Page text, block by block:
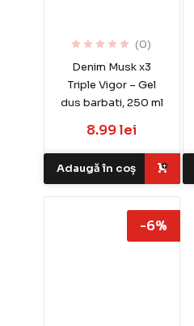
(0)
Denim Musk x3
Triple Vigor – Gel
dus barbati, 250 ml
8.99 lei
Adaugă în coș
-6%